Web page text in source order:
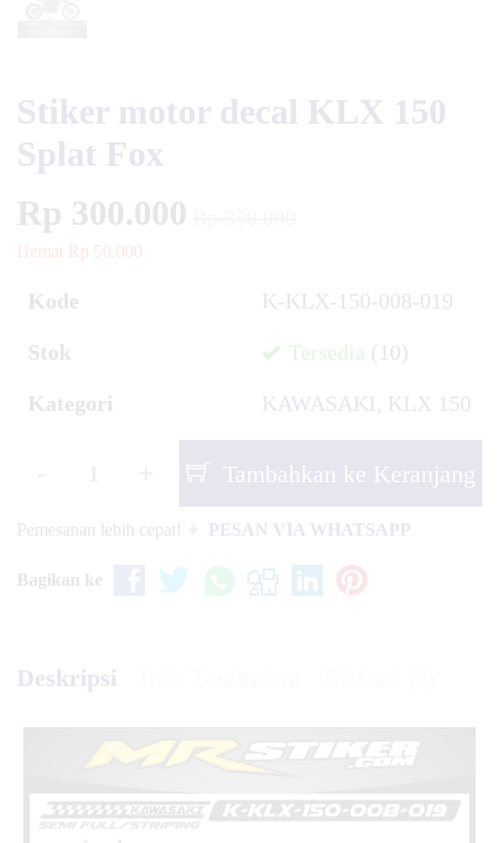
Stiker motor decal KLX 150
Splat Fox
Rp 300.000
Hemat Rp 50.000
Kode K-KLX-150-008-019
Stok Tersedia (10)
Kategori KAWASAKI , KLX 150
Tambahkan ke Keranjang
Pemesanan lebih cepat! PESAN VIA WHATSAPP
Bagikan ke
Deskripsi